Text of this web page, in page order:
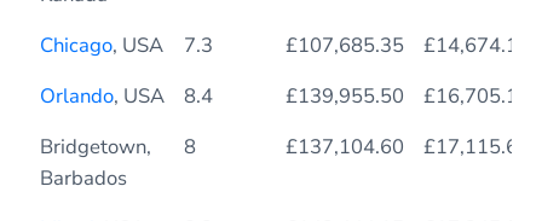
Chicago, USA 7.3 £107,685.35
£14,674.19
Orlando, USA 8.4 £139,955.50
£16,705.12
Bridgetown,
Barbados
8 £137,104.60 £17,115.61